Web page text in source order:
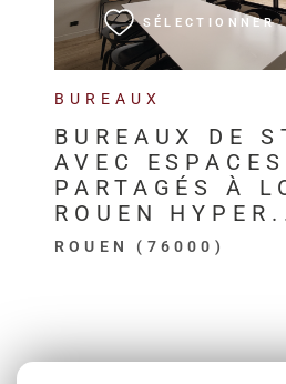
BUREAUX
BUREAUX DE
AVEC ESPACES
PARTAGÉS À
ROUEN
ROUEN (76000)
SÉLECTIONNER